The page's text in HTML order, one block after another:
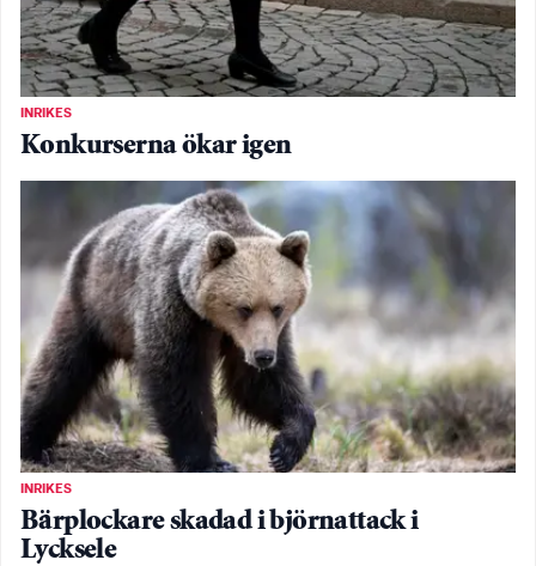
INRIKES
Konkurserna ökar igen
INRIKES
Bärplockare skadad i björnattack i
Lycksele